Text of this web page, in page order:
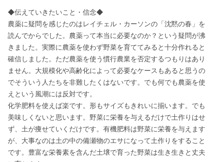
◆伝えていきたいこと・信念◆
農薬に疑問を感じたのはレイチェル・カーソンの「沈黙の春」を
読んでからでした。農薬って本当に必要なのか？という疑問が沸
きました。実際に農薬を使わず野菜を育ててみると十分作れると
確信しました。ただ農薬を使う慣行農業を否定するつもりはあり
ません。大規模化や高齢化によって必要なケースもあると思うの
でそういう人たちを非難したくはないです。でも何でも農薬を使
えという風潮には反対です。
化学肥料を使えば楽です。形もサイズもきれいに揃います。でも
美味しくないと思います。野菜に栄養を与えるだけで土作りはせ
ず、土が痩せていくだけです。有機肥料は野菜に栄養を与えます
が、大事なのは土の中の備瀬物のエサになって土作りをすること
です。豊富な栄養素を含んだ土壌で育った野菜は生き生きと丈夫